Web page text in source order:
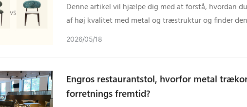
Denne artikel vil hjælpe dig med at forstå, hvordan
af høj kvalitet med metal og træstruktur og finder
hvilket gør din indkøbsproces mere effektiv og
2026 05 18
Engros restaurantstol, hvorfor metal
forretnings fremtid?